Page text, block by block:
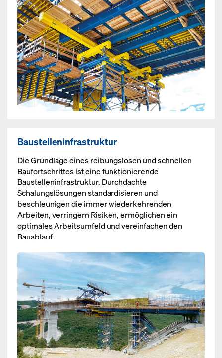
Baustelleninfrastruktur
Die Grundlage eines reibungslosen und schnellen
Baufortschrittes ist eine funktionierende
Baustelleninfrastruktur. Durchdachte
Schalungslösungen standardisieren und
beschleunigen die immer wiederkehrenden
Arbeiten, verringern Risiken, ermöglichen ein
optimales Arbeitsumfeld und vereinfachen den
Bauablauf.
Open